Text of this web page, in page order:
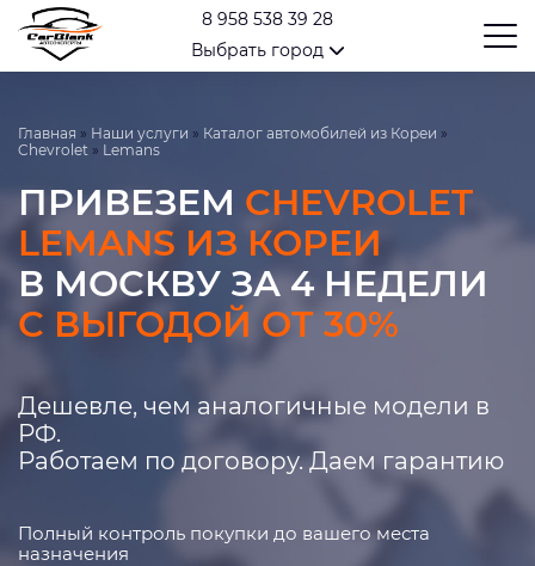
8 958 538 39 28
Выбрать город
Главная » Наши услуги » Каталог автомобилей из Кореи »
Chevrolet » Lemans
ПРИВЕЗЕМ CHEVROLET
LEMANS ИЗ КОРЕИ
В МОСКВУ ЗА 4 НЕДЕЛИ
С ВЫГОДОЙ ОТ 30%
Дешевле, чем аналогичные модели в
РФ.
Работаем по договору. Даем гарантию
Полный контроль покупки до вашего места
назначения